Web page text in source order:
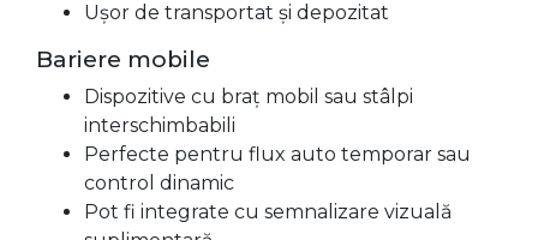
Ușor de transportat și depozitat
Bariere mobile
Dispozitive cu braț mobil sau stâlpi
interschimbabili
Perfecte pentru flux auto temporar sau
control dinamic
Pot fi integrate cu semnalizare vizuală